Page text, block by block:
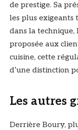
de prestige. Sa
les plus exigeants
dans la technique,
proposée aux
cuisine, cette
d’une distinction
Les autres
Derrière Boury,